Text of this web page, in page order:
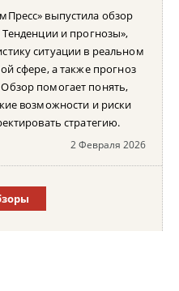
выпустила обзор
и прогнозы»,
ситуации в реальном
сфере, а также прогноз
помогает понять,
возможности и риски
стратегию.
2 Февраля 2026